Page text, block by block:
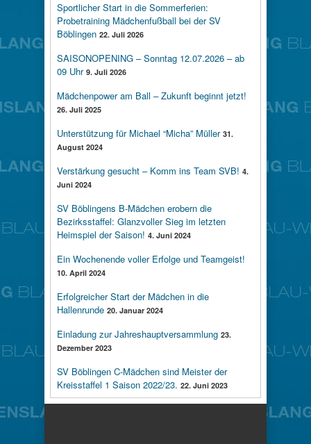
Sportlicher Start in die Sommerferien:
Probetraining Mädchenfußball bei der SV
Böblingen 22. Juli 2026
SAISONOPENING – Sonntag 12.07.2026 – ab
09 Uhr 9. Juli 2026
Mädchenpower am Ball – Zukunft beginnt jetzt!
26. Juli 2025
Unterstützung für Michael “Micha” Müller 31.
August 2024
Verstärkung gesucht – Komm ins Team SVB! 4.
Juni 2024
SV Böblingens B-Mädchen erobern die
Bezirksstaffel: Glanzvoller Sieg im letzten
Heimspiel der Saison! 4. Juni 2024
Ein Wochenende voller Erfolge und Teamgeist!
10. April 2024
Erfolgreicher Start der Mädchen in die
Hallenrunde 20. Januar 2024
Einladung zur Jahreshauptversammlung 23.
Dezember 2023
SV Böblingen C-Mädchen sind Meister der
Kreisstaffel 1 Saison 2022/23. 22. Juni 2023